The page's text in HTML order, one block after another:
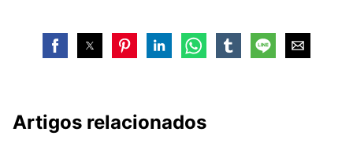
Artigos relacionados